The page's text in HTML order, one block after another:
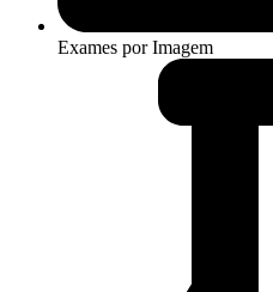
Exames por Imagem